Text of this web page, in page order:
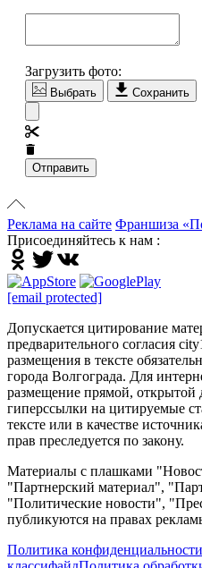
Загрузить фото:
Выбрать Сохранить
Отправить
Реклама на сайте Франшиза
Присоединяйтесь к нам :
[email protected]
Допускается цитирование
предварительного согласия
размещения в тексте
города Волгограда. Для
размещение прямой, открытой
гиперссылки на цитируемые
тексте или в качестве
прав преследуется по закону.
Материалы с плашками
"Партнерский материал",
"Политические новости",
публикуются на правах
Политика конфиденциальности